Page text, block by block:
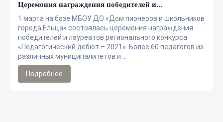
Церемония награждения победителей и...
1 марта на базе МБОУ ДО «Дом пионеров и школьников
города Ельца» состоялась церемония награждения
победителей и лауреатов регионального конкурса
«Педагогический дебют – 2021». Более 60 педагогов из
различных муниципалитетов и ...
Подробнее